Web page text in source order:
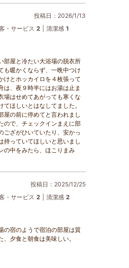
投稿日：2026/1/13
・サービス 2 清潔感 1
部屋と冷たい大浴場の脱衣所
も暖かくならず、一晩中つけ
けとホッカイロを４枚張って
は、夜９時半にはお湯は止ま
場はせめてあがっても寒くな
ほしいとはなしてました。
屋の前に停めてと言われまし
ので、チェックインまえに部
ござがひいていたり、安かっ
持っていてほしいと思いまし
中をみたら、ほこりまみ
投稿日：2025/12/25
・サービス 2 清潔感 2
の宿のようで宿泊の部屋は質
夕食と朝食は美味しい。